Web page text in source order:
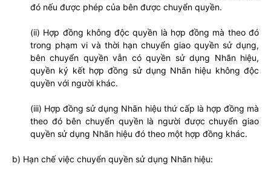
đó nếu được phép của bên được chuyển quyền.
(ii) Hợp đồng không độc quyền là hợp đồng mà theo đó
trong phạm vi và thời hạn chuyển giao quyền sử dụng,
bên chuyển quyền vẫn có quyền sử dụng Nhãn hiệu,
quyền ký kết hợp đồng sử dụng Nhãn hiệu không độc
quyền với người khác.
(iii) Hợp đồng sử dụng Nhãn hiệu thứ cấp là hợp đồng mà
theo đó bên chuyển quyền là người được chuyển giao
quyền sử dụng Nhãn hiệu đó theo một hợp đồng khác.
b) Hạn chế việc chuyển quyền sử dụng Nhãn hiệu: